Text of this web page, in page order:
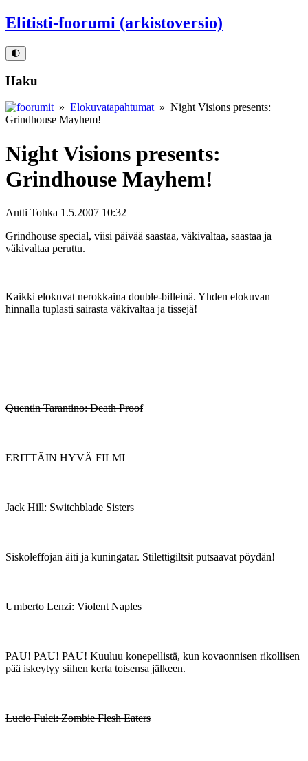
Elitisti-foorumi (arkistoversio)
🌓
Haku
» Elokuvatapahtumat » Night Visions presents:
Grindhouse Mayhem!
Night Visions presents:
Grindhouse Mayhem!
Antti Tohka 1.5.2007 10:32
Grindhouse special, viisi päivää saastaa, väkivaltaa, saastaa ja
väkivaltaa peruttu.
Kaikki elokuvat nerokkaina double-billeinä. Yhden elokuvan
hinnalla tuplasti sairasta väkivaltaa ja tissejä!
Quentin Tarantino: Death Proof
ERITTÄIN HYVÄ FILMI
Jack Hill: Switchblade Sisters
Siskoleffojan äiti ja kuningatar. Stilettigiltsit putsaavat pöydän!
Umberto Lenzi: Violent Naples
PAU! PAU! PAU! Kuuluu konepellistä, kun kovaonnisen rikollisen
pää iskeytyy siihen kerta toisensa jälkeen.
Lucio Fulci: Zombie Flesh Eaters